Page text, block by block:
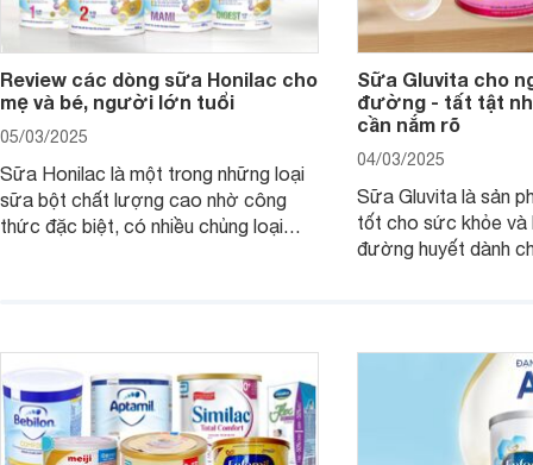
Review các dòng sữa Honilac cho
mẹ và bé, người lớn tuổi
05/03/2025
Sữa Honilac là một trong những loại
sữa bột chất lượng cao nhờ công
thức đặc biệt, có nhiều chủng loại
Sữa Gluvita cho
đường - tất tật
cần nắm rõ
04/03/2025
Sữa Gluvita là sản
tốt cho sức khỏe và
đường huyết dành
thể gì, hãy cùng
hiểu ngay trong bài